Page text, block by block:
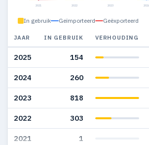
2021 2022 2023 2024
In gebruik Geïmporteerd Geëxporteerd
JAAR IN GEBRUIK VERHOUDING
2025 154
2024 260
2023 818
2022 303
2021 1